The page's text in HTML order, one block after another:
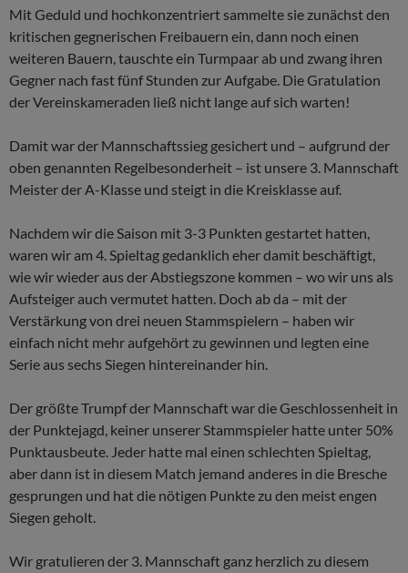
Mit Geduld und hochkonzentriert sammelte sie zunächst den
kritischen gegnerischen Freibauern ein, dann noch einen
weiteren Bauern, tauschte ein Turmpaar ab und zwang ihren
Gegner nach fast fünf Stunden zur Aufgabe. Die Gratulation
der Vereinskameraden ließ nicht lange auf sich warten!
Damit war der Mannschaftssieg gesichert und – aufgrund der
oben genannten Regelbesonderheit – ist unsere 3. Mannschaft
Meister der A-Klasse und steigt in die Kreisklasse auf.
Nachdem wir die Saison mit 3-3 Punkten gestartet hatten,
waren wir am 4. Spieltag gedanklich eher damit beschäftigt,
wie wir wieder aus der Abstiegszone kommen – wo wir uns als
Aufsteiger auch vermutet hatten. Doch ab da – mit der
Verstärkung von drei neuen Stammspielern – haben wir
einfach nicht mehr aufgehört zu gewinnen und legten eine
Serie aus sechs Siegen hintereinander hin.
Der größte Trumpf der Mannschaft war die Geschlossenheit in
der Punktejagd, keiner unserer Stammspieler hatte unter 50%
Punktausbeute. Jeder hatte mal einen schlechten Spieltag,
aber dann ist in diesem Match jemand anderes in die Bresche
gesprungen und hat die nötigen Punkte zu den meist engen
Siegen geholt.
Wir gratulieren der 3. Mannschaft ganz herzlich zu diesem